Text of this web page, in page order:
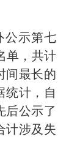
公示第七
单，共计
间最长的
统计，自
后公示了
计涉及失